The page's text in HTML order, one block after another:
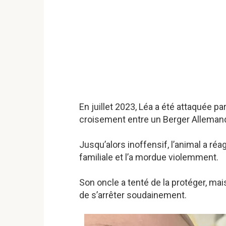
En juillet 2023, Léa a été attaquée
croisement entre un Berger
Jusqu’alors inoffensif, l’animal a
familiale et l’a mordue violemment.
Son oncle a tenté de la protéger,
de s’arrêter soudainement.